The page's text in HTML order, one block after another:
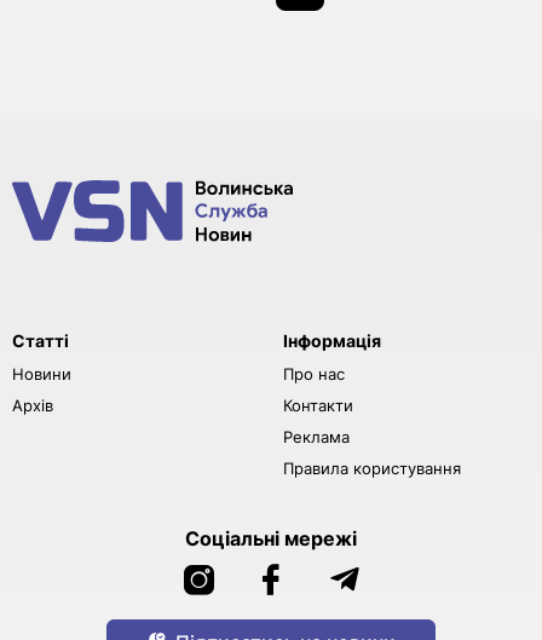
Статті
Новини
Архів
Інформація
Про нас
Контакти
Реклама
Правила користування
Соціальні мережі